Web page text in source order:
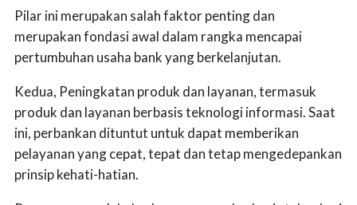
Pilar ini merupakan salah faktor penting dan
merupakan fondasi awal dalam rangka mencapai
pertumbuhan usaha bank yang berkelanjutan.
Kedua, Peningkatan produk dan layanan, termasuk
produk dan layanan berbasis teknologi informasi. Saat
ini, perbankan dituntut untuk dapat memberikan
pelayanan yang cepat, tepat dan tetap mengedepankan
prinsip kehati-hatian.